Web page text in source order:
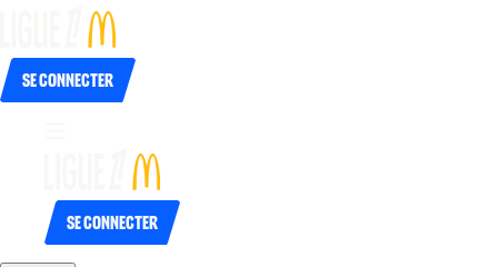
Se connecter
Se connecter